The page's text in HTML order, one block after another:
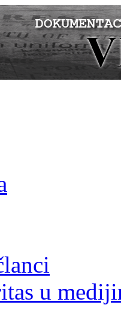
u